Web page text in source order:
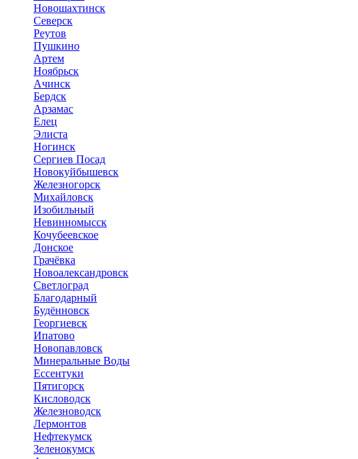
Новошахтинск
Северск
Реутов
Пушкино
Артем
Ноябрьск
Ачинск
Бердск
Арзамас
Елец
Элиста
Ногинск
Сергиев Посад
Новокуйбышевск
Железногорск
Михайловск
Изобильный
Невинномысск
Кочубеевское
Донское
Грачёвка
Новоалександровск
Светлоград
Благодарный
Будённовск
Георгиевск
Ипатово
Новопавловск
Минеральные Воды
Ессентуки
Пятигорск
Кисловодск
Железноводск
Лермонтов
Нефтекумск
Зеленокумск